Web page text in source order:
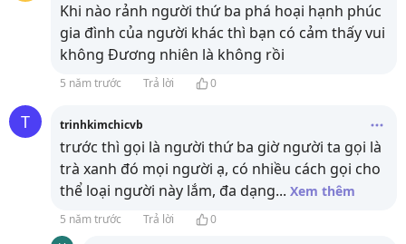
Khi nào rảnh người thứ ba phá hoại hạnh phúc
gia đình của người khác thì bạn có cảm thấy vui
không Đương nhiên là không rồi
5 năm trước Trả lời 0
T trinhkimchicvb
trước thì gọi là người thứ ba giờ người ta gọi là
trà xanh đó mọi người ạ, có nhiều cách gọi cho
thể loại người này lắm, đa dạng... Xem thêm
5 năm trước Trả lời
0